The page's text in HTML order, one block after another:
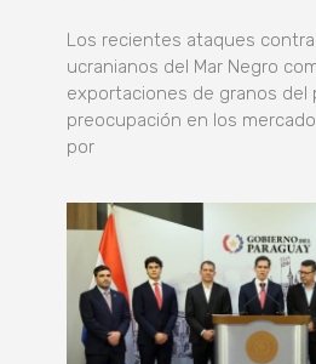
Los recientes ataques
ucranianos del Mar Negro
exportaciones de granos del
preocupación en los
por